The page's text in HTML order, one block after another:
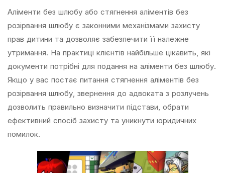
Аліменти без шлюбу або стягнення аліментів без
розірвання шлюбу є законними механізмами захисту
прав дитини та дозволяє забезпечити її належне
утримання. На практиці клієнтів найбільше цікавить, які
документи потрібні для подання на аліменти без шлюбу.
Якщо у вас постає питання стягнення аліментів без
розірвання шлюбу, звернення до адвоката з розлучень
дозволить правильно визначити підстави, обрати
ефективний спосіб захисту та уникнути юридичних
помилок.